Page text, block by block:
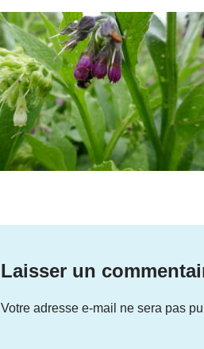
Laisser un
Votre adresse e-mail ne sera pas